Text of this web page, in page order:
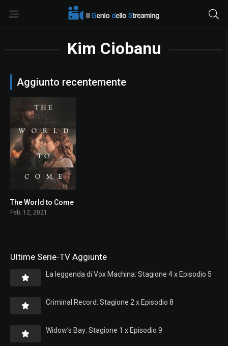
Kim Ciobanu
Aggiunto recentemente
6.5
The World to Come
Feb. 12, 2021
Ultime Serie-TV Aggiunte
La leggenda di Vox Machina: Stagione 4 x Episodio 5
Criminal Record: Stagione 2 x Episodio 8
Widow’s Bay: Stagione 1 x Episodio 9